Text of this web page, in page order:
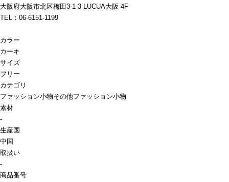
大阪府大阪市北区梅田3-1-3 LUCUA大阪 4F
TEL：06-6151-1199
カラー
カーキ
サイズ
フリー
カテゴリ
ファッション小物その他ファッション小物
素材
-
生産国
中国
取扱い
-
商品番号